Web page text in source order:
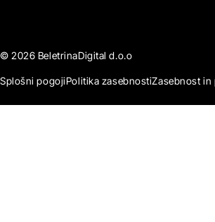
© 2026 BeletrinaDigital d.o.o
Splošni pogojiPolitika zasebnostiZasebnost in